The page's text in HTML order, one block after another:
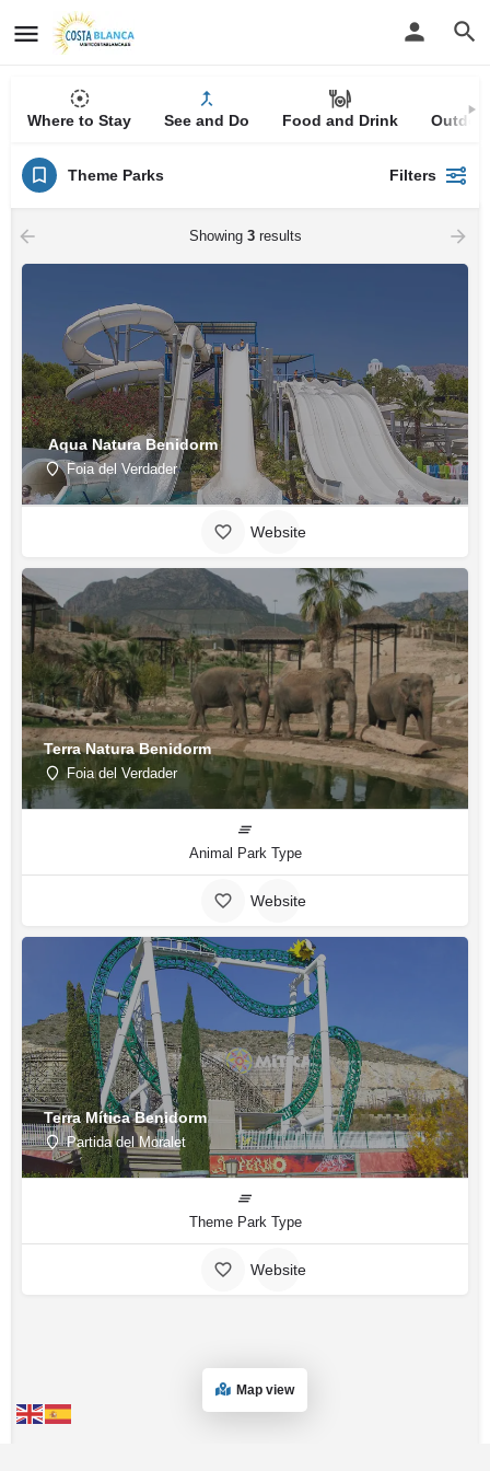
Where to Stay See and Do Food and Drink
Theme Parks Filters
Showing 3results
Aqua Natura Benidorm
Foia del Verdader
Website
Terra Natura Benidorm
Foia del Verdader
Animal Park Type
Website
Terra Mítica Benidorm
Partida del Moralet
Theme Park Type
Website
Map view